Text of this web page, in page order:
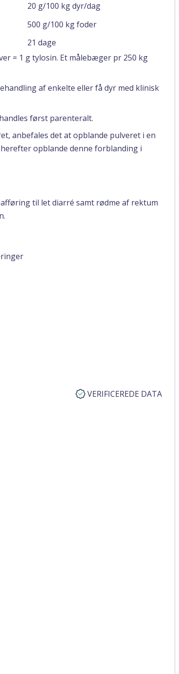
20 g/100 kg dyr/dag
500 g/100 kg foder
21 dage
= 1 g tylosin. Et målebæger pr 250 kg
af enkelte eller få dyr med klinisk
først parenteralt.
anbefales det at opblande pulveret i en
opblande denne forblanding i
til let diarré samt rødme af rektum
VERIFICEREDE DATA